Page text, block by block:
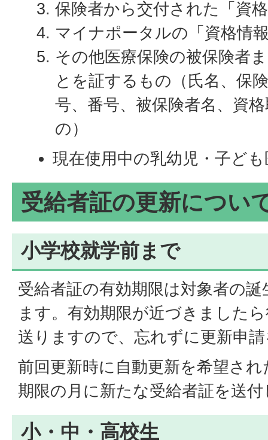
保険者から交付された「資
マイナポータルの「資格情
その他医療保険の被保険者
とを証するもの（氏名、保
号、番号、被保険者名、資
の）
現在使用中の乳幼児・子ど
受給者証の更新につい
小学校就学前まで
受給者証の有効期限は対象者の
ます。有効期限が近づきました
送りますので、忘れずに更新申
前回更新時に自動更新を希望さ
期限の月に新たな受給者証を送
小・中・高校生